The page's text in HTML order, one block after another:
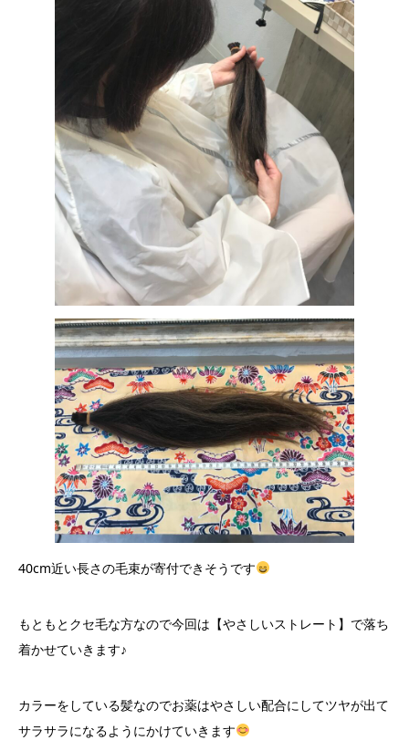
40cm近い長さの毛束が寄付できそうです
もともとクセ毛な方なので今回は【やさしいストレート】で落ち
着かせていきます♪
カラーをしている髪なのでお薬はやさしい配合にしてツヤが出て
サラサラになるようにかけていきます